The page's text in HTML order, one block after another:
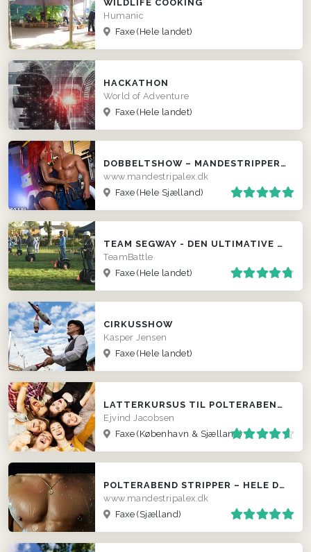
WILDLIFE COOKING
Humanic
Faxe(Hele landet)
HACKATHON
World of Adventure
Faxe(Hele landet)
DOBBELTSHOW – MANDESTRIPPER + PIGESTRIP
www.mandestripalex.dk
Faxe(Hele Sjælland)
TEAM SEGWAY - DEN ULTIMATIVE TEAM EVENT ...
TeamBattle
Faxe(Hele landet)
CIRKUSSHOW
Kasper Jensen
Faxe(Hele landet)
LATTERKURSUS TIL POLTERABEND OG FEST
Ejvind Jacobsen
Faxe(København & Sjælland)
POLTERABEND STRIPPER – HELE DANMARK
www.mandestripalex.dk
Faxe(Sjælland)